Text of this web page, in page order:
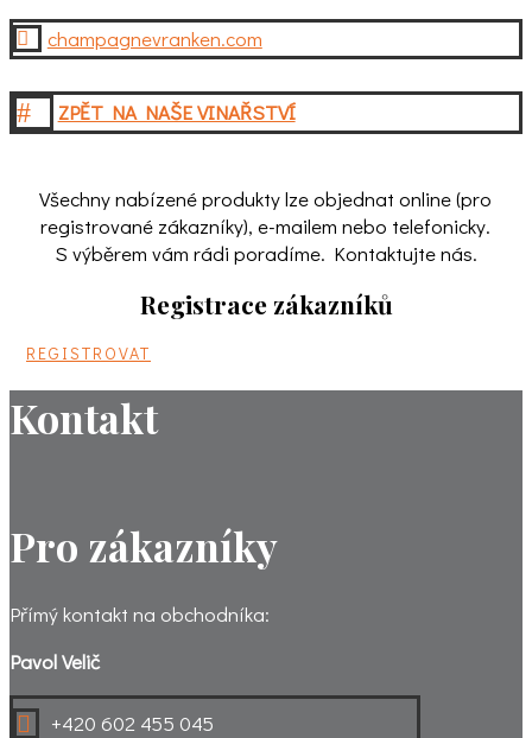
 champagnevranken.com
# ZPĚT NA NAŠE VINAŘSTVÍ
Všechny nabízené produkty lze objednat online (pro
registrované zákazníky), e-mailem nebo telefonicky.
S výběrem vám rádi poradíme. Kontaktujte nás.
Registrace zákazníků
REGISTROVAT
Kontakt
Pro zákazníky
Přímý kontakt na obchodníka:
Pavol Velič
 +420 602 455 045